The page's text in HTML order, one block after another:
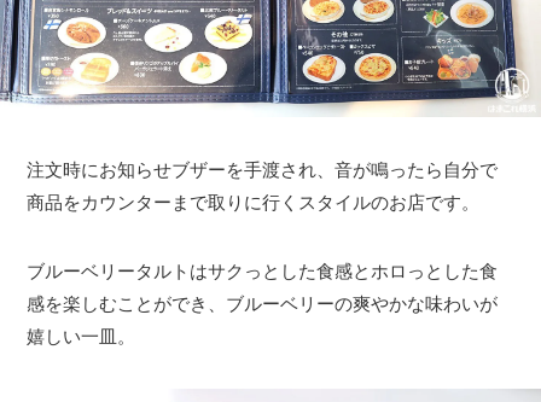
注文時にお知らせブザーを手渡され、音が鳴ったら自分で
商品をカウンターまで取りに行くスタイルのお店です。
ブルーベリータルトはサクっとした食感とホロっとした食
感を楽しむことができ、ブルーベリーの爽やかな味わいが
嬉しい一皿。